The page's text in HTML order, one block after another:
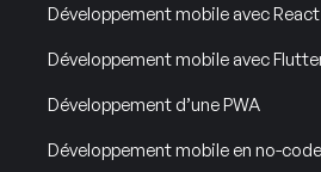
Développement mobile avec
Développement mobile avec
Développement d’une PWA
Développement mobile en no-code